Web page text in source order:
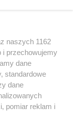
koncert z okazji
portalu
konkursów
"Hej
Jest piątek!"
naszych 1162
i przechowujemy
dane
standardowe
dane
pomiar reklam i